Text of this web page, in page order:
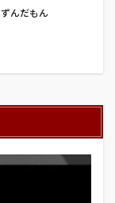
ずんだもん